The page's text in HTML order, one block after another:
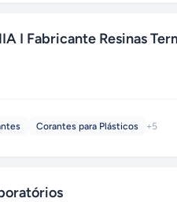
I Fabricante Resinas
Corantes para Plásticos +5